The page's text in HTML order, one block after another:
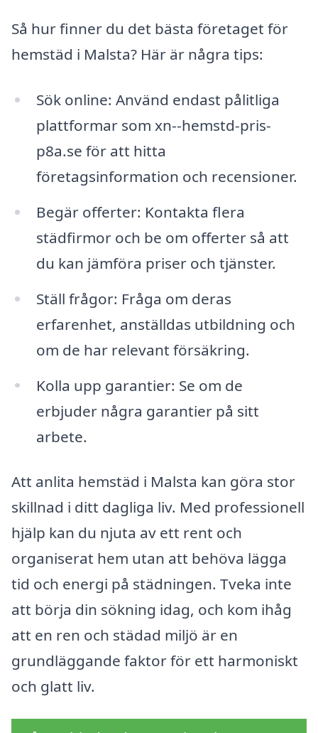
Så hur finner du det bästa företaget för
hemstäd i Malsta? Här är några tips:
Sök online: Använd endast pålitliga
plattformar som xn--hemstd-pris-
p8a.se för att hitta
företagsinformation och recensioner.
Begär offerter: Kontakta flera
städfirmor och be om offerter så att
du kan jämföra priser och tjänster.
Ställ frågor: Fråga om deras
erfarenhet, anställdas utbildning och
om de har relevant försäkring.
Kolla upp garantier: Se om de
erbjuder några garantier på sitt
arbete.
Att anlita hemstäd i Malsta kan göra stor
skillnad i ditt dagliga liv. Med professionell
hjälp kan du njuta av ett rent och
organiserat hem utan att behöva lägga
tid och energi på städningen. Tveka inte
att börja din sökning idag, och kom ihåg
att en ren och städad miljö är en
grundläggande faktor för ett harmoniskt
och glatt liv.